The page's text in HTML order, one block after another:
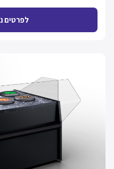
לפרטים